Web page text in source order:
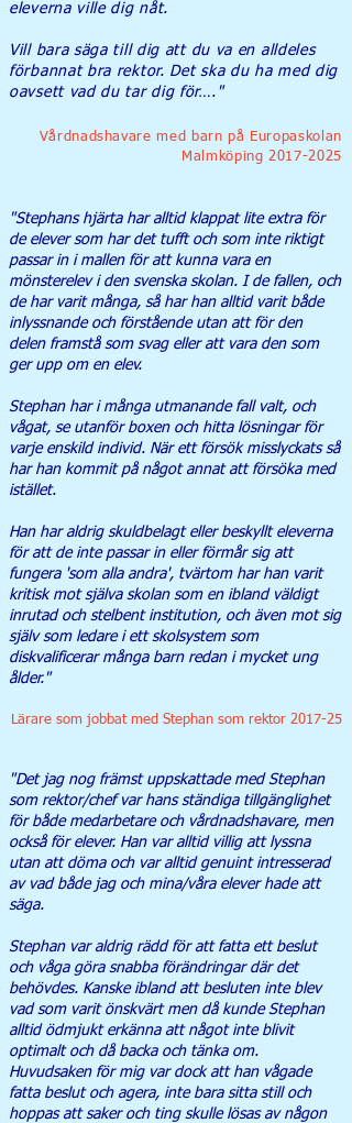
eleverna ville dig nåt.
Vill bara säga till dig att du va en alldeles
förbannat bra rektor. Det ska du ha med dig
oavsett vad du tar dig för…."
Vårdnadshavare med barn på Europaskolan
Malmköping2017-2025
"Stephans hjärta har alltid klappat lite extra för
de elever som har det tufft och som inte riktigt
passar in i mallen för att kunna vara en
mönsterelev i den svenska skolan. I de fallen, och
de har varit många, så har han alltid varit både
inlyssnande och förstående utan att för den
delen framstå som svag eller att vara den som
ger upp om en elev.
Stephan har i många utmanande fall valt, och
vågat, se utanför boxen och hitta lösningar för
varje enskild individ. När ett försök misslyckats så
har han kommit på något annat att försöka med
istället.
Han har aldrig skuldbelagt eller beskyllt eleverna
för att de inte passar in eller förmår sig att
fungera 'som alla andra', tvärtom har han varit
kritisk mot själva skolan som en ibland väldigt
inrutad och stelbent institution, och även mot sig
själv som ledare i ett skolsystem som
diskvalificerar många barn redan i mycket ung
ålder."
Lärare som jobbat med Stephan som rektor 2017-25
"Det jag nog främst uppskattade med Stephan
som rektor/chef var hans ständiga tillgänglighet
för både medarbetare och vårdnadshavare, men
också för elever. Han var alltid villig att lyssna
utan att döma och var alltid genuint intresserad
av vad både jag och mina/våra elever hade att
säga.
Stephan var aldrig rädd för att fatta ett beslut
och våga göra snabba förändringar där det
behövdes. Kanske ibland att besluten inte blev
vad som varit önskvärt men då kunde Stephan
alltid ödmjukt erkänna att något inte blivit
optimalt och då backa och tänka om.
Huvudsaken för mig var dock att han vågade
fatta beslut och agera, inte bara sitta still och
hoppas att saker och ting skulle lösas av någon